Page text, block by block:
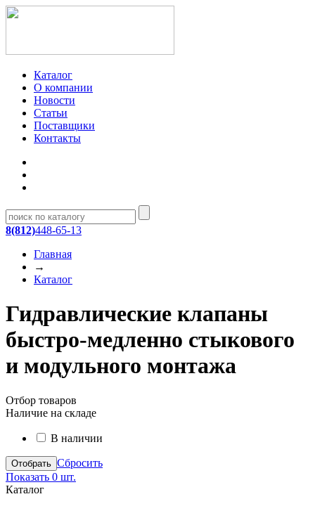
Каталог
О компании
Новости
Статьи
Поставщики
Контакты
8(812)448-65-13
Главная
→
Каталог
Гидравлические клапаны
быстро-медленно стыкового
и модульного монтажа
Отбор товаров
Наличие на складе
В наличии
Сбросить
Показать 0 шт.
Каталог